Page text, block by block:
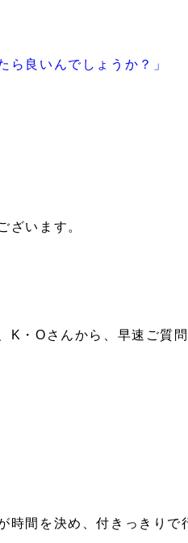
ら良いんでしょうか？」
ざいます。
K・Oさんから、早速ご質
時間を決め、付きっきりで